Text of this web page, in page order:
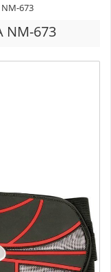
673
NM-673